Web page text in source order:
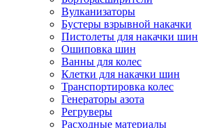
Вулканизаторы
Бустеры взрывной накачки
Пистолеты для накачки шин
Ошиповка шин
Ванны для колес
Клетки для накачки шин
Транспортировка колес
Генераторы азота
Регруверы
Расходные материалы